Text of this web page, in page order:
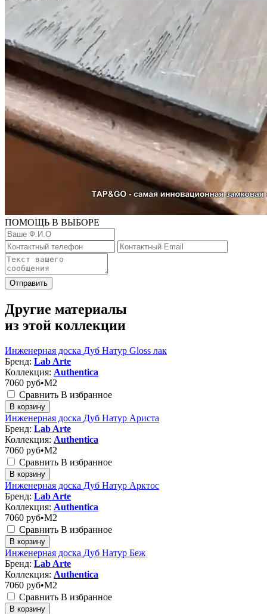
ПОМОЩЬ В ВЫБОРЕ
Отправить
Другие материалы
из этой коллекции
Инженерная доска Дуб Натур Gloss лак
Бренд: Lab Arte
Коллекция: Authentica
7060 руб•M2
Сравнить В избранное
В корзину
Инженерная доска Дуб Натур Ариста
Бренд: Lab Arte
Коллекция: Authentica
7060 руб•M2
Сравнить В избранное
В корзину
Инженерная доска Дуб Натур Арктос
Бренд: Lab Arte
Коллекция: Authentica
7060 руб•M2
Сравнить В избранное
В корзину
Инженерная доска Дуб Натур Беж
Бренд: Lab Arte
Коллекция: Authentica
7060 руб•M2
Сравнить В избранное
В корзину